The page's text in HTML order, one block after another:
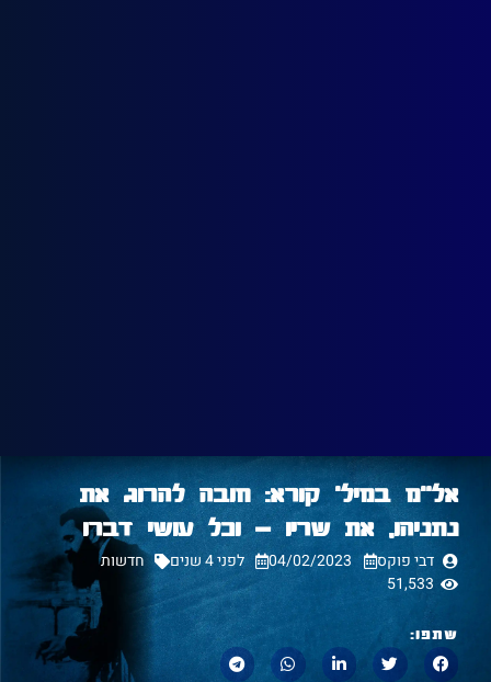
אל"מ במיל' קורא: חובה להרוג את
נתניהו, את שריו – וכל עושי דברו
דבי פוקס 04/02/2023 לפני 4 שנים
חדשות
51,533
שתפו: